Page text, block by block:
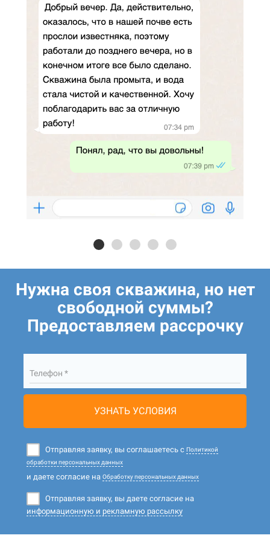
Нужна своя скважина, но нет
свободной суммы?
Предоставляем рассрочку
Телефон *
УЗНАТЬ УСЛОВИЯ
Отправляя заявку, вы соглашаетесь с Политикой
обработки персональных данных
и даете согласие на Обработку персональных данных
Отправляя заявку, вы даете согласие на
информационную и рекламную рассылку